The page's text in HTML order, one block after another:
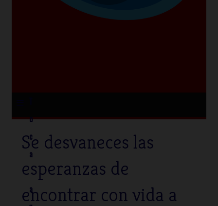
o
c
a
a
Se desvaneces las
esperanzas de
encontrar con vida a